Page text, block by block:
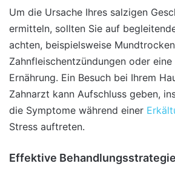
Um die Ursache Ihres salzigen
ermitteln, sollten Sie auf
achten, beispielsweise
Zahnfleischentzündungen oder
Ernährung. Ein Besuch bei Ihrem
Zahnarzt kann Aufschluss geben,
die Symptome während einer
Stress auftreten.
Effektive